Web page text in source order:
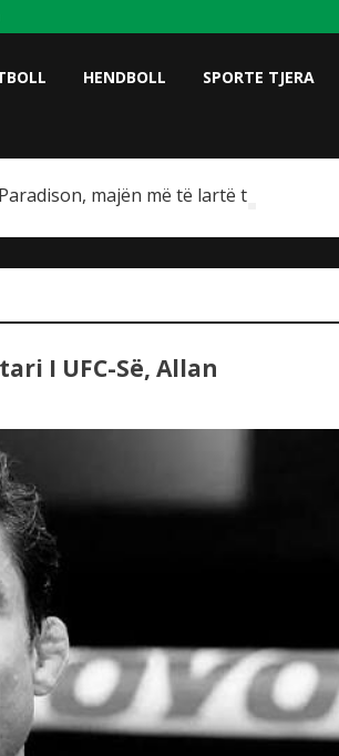
HENDBOLL SPORTE TJERA
majën më të lartë të Italisë
I UFC-Së, Allan